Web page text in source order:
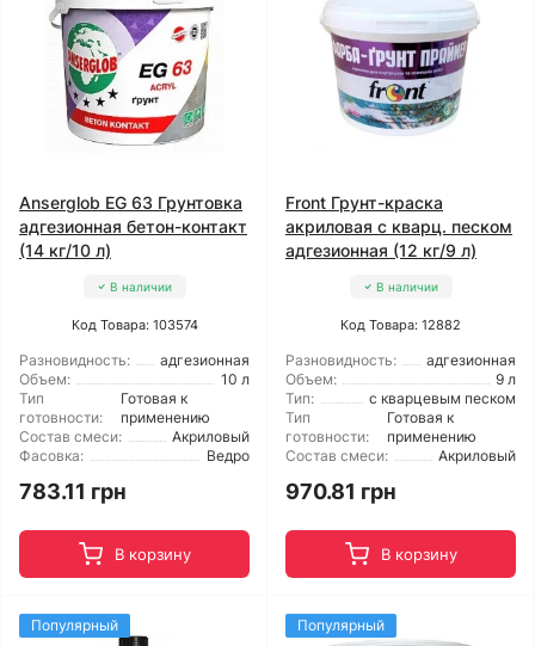
Anserglob EG 63 Грунтовка
адгезионная бетон-контакт
(14 кг/10 л)
В наличии
Код Товара: 103574
Разновидность:
адгезионная
Объем:
10 л
Тип
готовности:
Готовая к
применению
Состав смеси:
Акриловый
Фасовка:
Ведро
783.11 грн
В корзину
Front Грунт-краска
акриловая с кварц. песком
адгезионная (12 кг/9 л)
В наличии
Код Товара: 12882
Разновидность:
адгезионная
Объем:
9 л
Тип:
с кварцевым песком
Тип
готовности:
Готовая к
применению
Состав смеси:
Акриловый
970.81 грн
В корзину
Популярный Популярный